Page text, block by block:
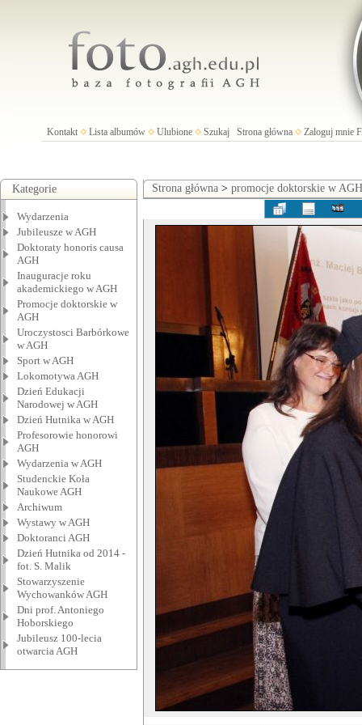
Kontakt Lista albumów Ulubione Szukaj Strona główna Zaloguj mnie
Kategorie
Wydarzenia
Jubileusze w AGH
Doktoraty honoris causa
AGH
Inauguracje roku
akademickiego w AGH
Promocje doktorskie w
AGH
Uroczystosci Barbórkowe
w AGH
Sport w AGH
Lokomotywa AGH
Dzień Edukacji
Narodowej w AGH
Dzień Hutnika w AGH
Profesorowie honorowi
AGH
Wydarzenia w AGH
Studenckie Koła
Naukowe AGH
Archiwum
Wystawy w AGH
Doktoranci AGH
Dzień Hutnika od 2014 -
fot. S. Malik
Stowarzyszenie
Wychowanków AGH
Dni prof. Antoniego
Hoborskiego
Jubileusz 100-lecia
otwarcia AGH
Strona główna > promocje doktorskie w AGH